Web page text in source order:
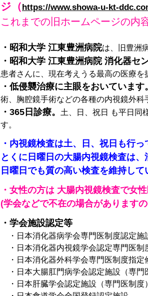
ジ（https://www.showa-u-kt-
これまでの旧ホームページの内
・昭和大学 江東豊洲病院は、旧豊洲
・昭和大学 江東豊洲病院 消化器セ
患者さんに、現在考えうる最高の医療を
・低侵襲治療に主眼をおいています。
術、胸腔鏡手術などの各種の内視鏡外科
・365日診療。
土、日、祝日 も平日同
す。
・内視鏡検査は土、日、祝日も行っ
とくに日曜日の大腸内視鏡検査は、
日曜日でも質の高い検査を維持して
・女性の方は 大腸内視鏡検査で女
(学会などで不在の場合があります
・学会施設認定等
・日本消化器病学会専門医制度認定施
・日本消化器内視鏡学会認定専門医制
・日本消化器外科学会専門医制度指定
・日本大腸肛門病学会認定施設（専門
・日本肝臓学会認定施設（専門医制度）